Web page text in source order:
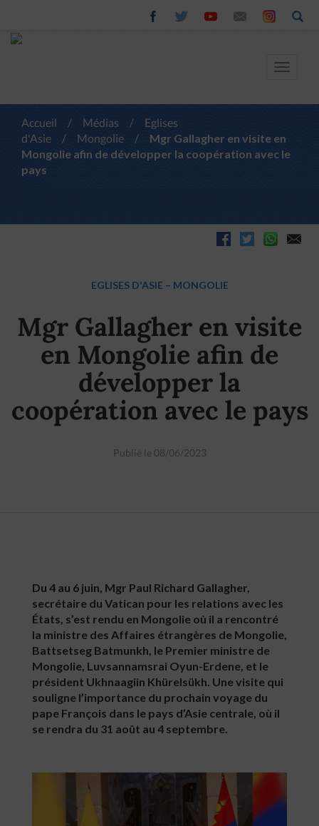
Toggle
Accueil / Médias /
Eglises
d'Asie
/ Mongolie /
Mgr Gallagher en visite en
Mongolie afin de développer la coopération avec le
pays
EGLISES D'ASIE – MONGOLIE
Mgr Gallagher en visite
en Mongolie afin de
développer la
coopération avec le pays
Publié le 08/06/2023
Du 4 au 6 juin, Mgr Paul Richard Gallagher,
secrétaire du Vatican pour les relations avec les
États, s’est rendu en Mongolie où il a rencontré
la ministre des Affaires étrangères de Mongolie,
Battsetseg Batmunkh, le Premier ministre de
Mongolie, Luvsannamsrai Oyun-Erdene, et le
président Ukhnaagiin Khürelsükh. Une visite qui
souligne l’importance du prochain voyage du
pape François dans le pays d’Asie centrale, où il
se rendra du 31 août au 4 septembre.